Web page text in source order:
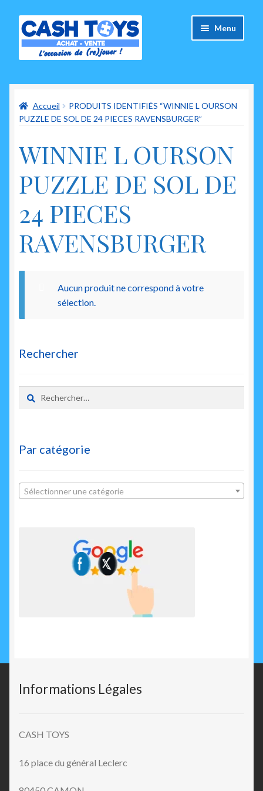
Aller
à
Aller
au
contenu
Menu
Carte Cadeau
Accueil
PRODUITS IDENTIFIÉS “WINNIE L OURSON
PUZZLE DE SOL DE 24 PIECES RAVENSBURGER”
WINNIE L OURSON
PUZZLE DE SOL DE
24 PIECES
RAVENSBURGER
Aucun produit ne correspond à votre
sélection.
Rechercher
Rechercher :
Par catégorie
Sélectionner une catégorie
Informations Légales
CASH TOYS
16 place du général Leclerc